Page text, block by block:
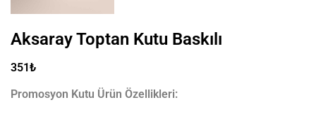
Aksaray Toptan Kutu Baskılı
351₺
Promosyon Kutu Ürün Özellikleri: